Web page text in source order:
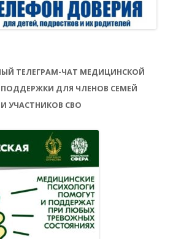
ТЕЛЕГРАМ-ЧАТ МЕДИЦИНСКОЙ
ДЛЯ ЧЛЕНОВ СЕМЕЙ
УЧАСТНИКОВ СВО